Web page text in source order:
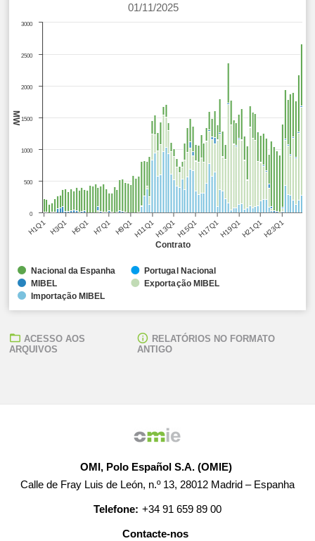
Contrato
MW
01/11/2025
H1Q1 H3Q1 H5Q1 H7Q1 H9Q1H11Q1H13Q1H15Q1H17Q1H19Q1H21Q1H23Q1
0
500
1000
1500
2000
2500
3000
Nacional da Espanha Portugal Nacional
MIBEL Exportação MIBEL
Importação MIBEL
ACESSO AOS
ARQUIVOS
RELATÓRIOS NO FORMATO
ANTIGO
OMI, Polo Español S.A. (OMIE)
Calle de Fray Luis de León, n.º 13, 28012 Madrid – Espanha
Telefone: +34 91 659 89 00
Contacte-nos